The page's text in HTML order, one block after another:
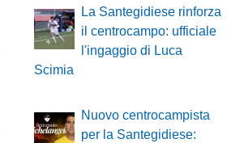
La Santegidiese rinforza
il centrocampo: ufficiale
l'ingaggio di Luca
Scimia
Nuovo centrocampista
per la Santegidiese: